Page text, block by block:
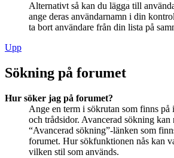
Alternativt så kan du lägga till
ange deras användarnamn i din
ta bort användare från din lista på
Upp
Sökning på forumet
Hur söker jag på forumet?
Ange en term i sökrutan som finns
och trådsidor. Avancerad sökning kan
“Avancerad sökning”-länken som
forumet. Hur sökfunktionen nås kan
vilken stil som används.